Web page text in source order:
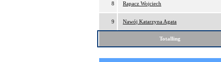
8 Rapacz Wojciech
9 Nawój Katarzyna Agata
Totalling